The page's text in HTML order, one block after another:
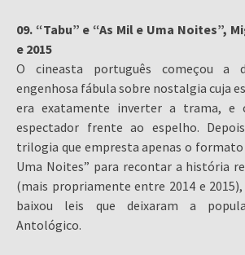
09. “Tabu” e “As Mil e Uma Noites”,
e 2015
O cineasta português começou a
engenhosa fábula sobre nostalgia cuja
era exatamente inverter a trama, e
espectador frente ao espelho.
trilogia que empresta apenas o formato
Uma Noites” para recontar a história
(mais propriamente entre 2014 e
baixou leis que deixaram a
Antológico.